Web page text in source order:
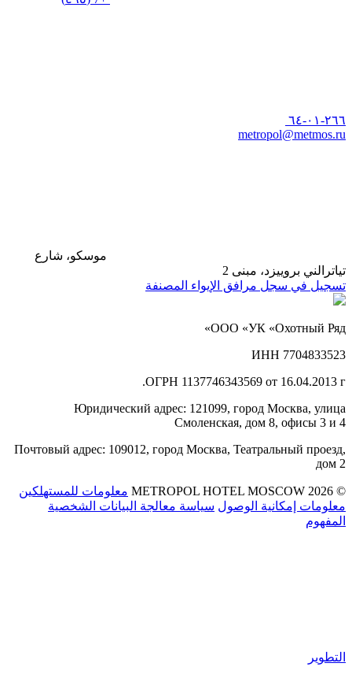
٢٦٦-٠١-٦٤
metropol@metmos.ru
موسكو، شارع
تياترالني بروييزد، مبنى 2
تسجيل في سجل مرافق الإيواء المصنفة
ООО «УК «Охотный Ряд»
ИНН 7704833523
ОГРН 1137746343569 от 16.04.2013 г.
Юридический адрес: 121099, город Москва, улица
Смоленская, дом 8, офисы 3 и 4
Почтовый адрес: 109012, город Москва, Театральный проезд,
дом 2
© 2026 METROPOL HOTEL MOSCOW
معلومات للمستهلكين
معلومات إمكانية الوصول سياسة معالجة البيانات الشخصية
المفهوم
التطوير